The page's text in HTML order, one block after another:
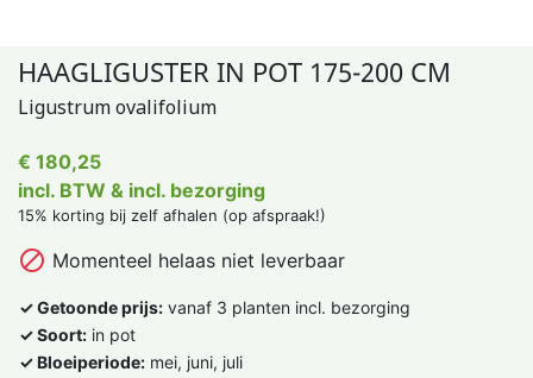
HAAGLIGUSTER IN POT 175-200 CM
Ligustrum ovalifolium
€ 180,25
incl. BTW & incl. bezorging
15% korting bij zelf afhalen (op afspraak!)
 Momenteel helaas niet leverbaar
✓ Getoonde prijs: vanaf 3 planten incl. bezorging
✓ Soort: in pot
✓ Bloeiperiode: mei, juni, juli